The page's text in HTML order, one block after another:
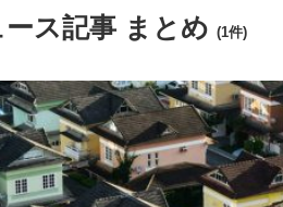
ス記事 まとめ (1件)